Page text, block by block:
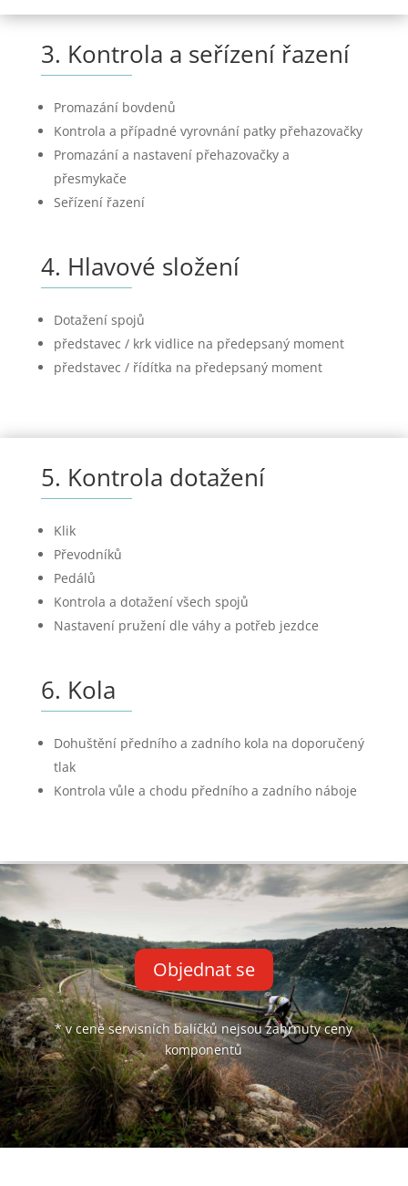
3. Kontrola a seřízení řazení
Promazání bovdenů
Kontrola a případné vyrovnání patky přehazovačky
Promazání a nastavení přehazovačky a
přesmykače
Seřízení řazení
4. Hlavové složení
Dotažení spojů
představec / krk vidlice na předepsaný moment
představec / řídítka na předepsaný moment
5. Kontrola dotažení
Klik
Převodníků
Pedálů
Kontrola a dotažení všech spojů
Nastavení pružení dle váhy a potřeb jezdce
6. Kola
Dohuštění předního a zadního kola na doporučený
tlak
Kontrola vůle a chodu předního a zadního náboje
Objednat se
* v ceně servisních balíčků nejsou zahrnuty ceny
komponentů